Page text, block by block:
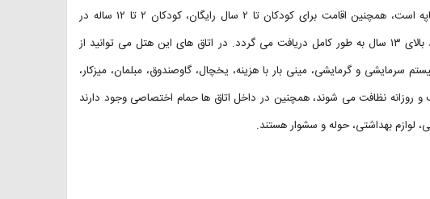
سرویس اضافی در واحدهای اقامتی این هتل به صورت کاناپه است، همچنین اقامت برای کودکان تا ۲ سال رایگان، کودکان ۲ تا ۱۲ ساله در
صورت عدم استفاده از سرویس جداگانه نیم بها و برای افراد بالای ۱۳ سال به طور کامل دریافت می گردد. در اتاق های این هتل می توانید از
سرمایشی و گرمایشی، مینی بار با هزینه، یخچال، گاوصندوق، مبلمان، میزکار،
و روزانه نظافت می شوند، همچنین در داخل اتاق ها حمام اختصاصی وجود دارند
لوازم بهداشتی، حوله و سشوار هستند.